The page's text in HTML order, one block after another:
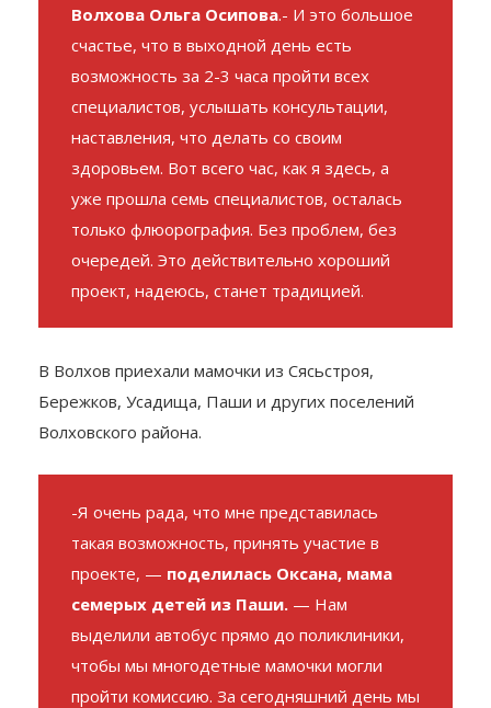
Волхова Ольга Осипова.- И это большое
счастье, что в выходной день есть
возможность за 2-3 часа пройти всех
специалистов, услышать консультации,
наставления, что делать со своим
здоровьем. Вот всего час, как я здесь, а
уже прошла семь специалистов, осталась
только флюорография. Без проблем, без
очередей. Это действительно хороший
проект, надеюсь, станет традицией.
В Волхов приехали мамочки из Сясьстроя,
Бережков, Усадища, Паши и других поселений
Волховского района.
-Я очень рада, что мне представилась
такая возможность, принять участие в
проекте, — поделилась Оксана, мама
семерых детей из Паши. — Нам
выделили автобус прямо до поликлиники,
чтобы мы многодетные мамочки могли
пройти комиссию. За сегодняшний день мы